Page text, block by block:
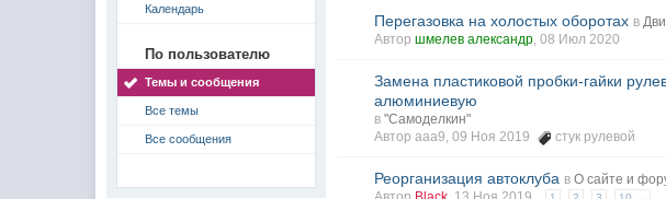
Календарь
По пользователю
Темы и сообщения
Все темы
Все сообщения
Перегазовка на холостых оборотах в
Авторшмелев александр, 08 Июл 2020
Замена пластиковой пробки-гайки
алюминиевую
в "Самоделкин"
Авторaaa9, 09 Ноя 2019 стук рулевой
Реорганизация автоклуба в О сайте и